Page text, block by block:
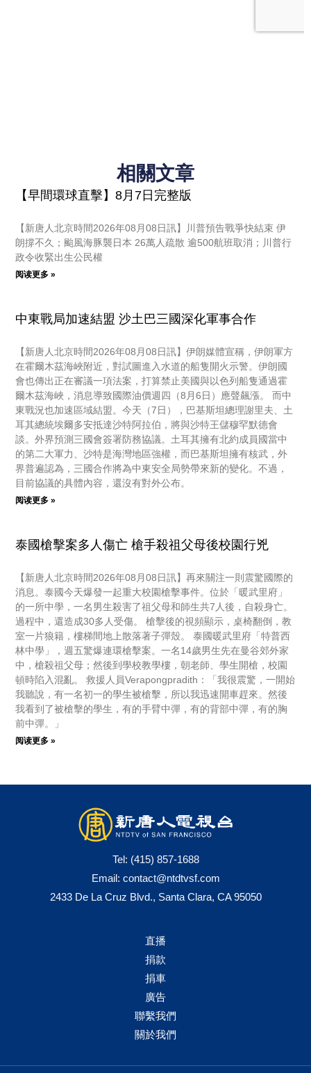
相關文章
【早間環球直擊】8月7日完整版
【新唐人北京時間2026年08月08日訊】川普預告戰爭快結束 伊
朗撐不久；颱風海豚襲日本 26萬人疏散 逾500航班取消；川普行
政令收緊出生公民權
阅读更多 »
中東戰局加速結盟 沙土巴三國深化軍事合作
【新唐人北京時間2026年08月08日訊】伊朗媒體宣稱，伊朗軍方
在霍爾木茲海峽附近，對試圖進入水道的船隻開火示警。伊朗國
會也傳出正在審議一項法案，打算禁止美國與以色列船隻通過霍
爾木茲海峽，消息導致國際油價週四（8月6日）應聲飆漲。 而中
東戰況也加速區域結盟。今天（7日），巴基斯坦總理謝里夫、土
耳其總統埃爾多安抵達沙特阿拉伯，將與沙特王儲穆罕默德會
談。外界預測三國會簽署防務協議。土耳其擁有北約成員國當中
的第二大軍力、沙特是海灣地區強權，而巴基斯坦擁有核武，外
界普遍認為，三國合作將為中東安全局勢帶來新的變化。不過，
目前協議的具體內容，還沒有對外公布。
阅读更多 »
泰國槍擊案多人傷亡 槍手殺祖父母後校園行兇
【新唐人北京時間2026年08月08日訊】再來關注一則震驚國際的
消息。泰國今天爆發一起重大校園槍擊事件。位於「暖武里府」
的一所中學，一名男生殺害了祖父母和師生共7人後，自殺身亡。
過程中，還造成30多人受傷。 槍擊後的視頻顯示，桌椅翻倒，教
室一片狼籍，樓梯間地上散落著子彈殼。 泰國暖武里府「特普西
林中學」，週五驚爆連環槍擊案。一名14歲男生先在曼谷郊外家
中，槍殺祖父母；然後到學校教學樓，朝老師、學生開槍，校園
頓時陷入混亂。 救援人員Verapongpradith：「我很震驚，一開始
我聽說，有一名初一的學生被槍擊，所以我迅速開車趕來。然後
我看到了被槍擊的學生，有的手臂中彈，有的背部中彈，有的胸
前中彈。」
阅读更多 »
Tel: (415) 857-1688
Email: contact@ntdtvsf.com
2433 De La Cruz Blvd., Santa Clara, CA 95050
直播
捐款
捐車
廣告
聯繫我們
關於我們